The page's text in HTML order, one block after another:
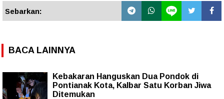
Sebarkan:
BACA LAINNYA
Kebakaran Hanguskan Dua Pondok di
Pontianak Kota, Kalbar Satu Korban Jiwa
Ditemukan